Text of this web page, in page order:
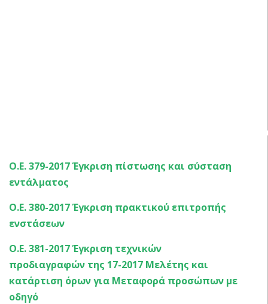
ΑΠΟΦΑΣΕΙΣ ΟΙΚΟΝΟΜΙΚΗΣ ΕΠΙΤΡΟΠΗΣ 2017 –
Ο.Ε. 379-2017 Έγκριση πίστωσης και σύσταση
εντάλματος
Ο.Ε. 380-2017 Έγκριση πρακτικού επιτροπής
ενστάσεων
Ο.Ε. 381-2017 Έγκριση τεχνικών
προδιαγραφών της 17-2017 Μελέτης και
κατάρτιση όρων για Μεταφορά προσώπων με
οδηγό